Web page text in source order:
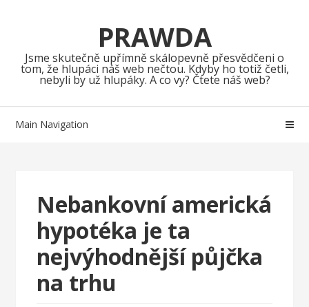
PRAWDA
Jsme skutečně upřímně skálopevně přesvědčeni o
tom, že hlupáci náš web nečtou. Kdyby ho totiž četli,
nebyli by už hlupáky. A co vy? Čtete náš web?
Main Navigation
Nebankovní americká
hypotéka je ta
nejvýhodnější půjčka
na trhu